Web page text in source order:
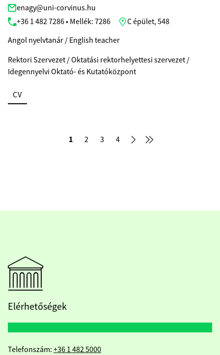
enagy@uni-corvinus.hu
+36 1 482 7286 • Mellék: 7286
C épület, 548
Angol nyelvtanár / English teacher
Rektori Szervezet / Oktatási rektorhelyettesi szervezet /
Idegennyelvi Oktató- és Kutatóközpont
CV
1 2 3 4
Elérhetőségek
Telefonszám: +36 1 482 5000